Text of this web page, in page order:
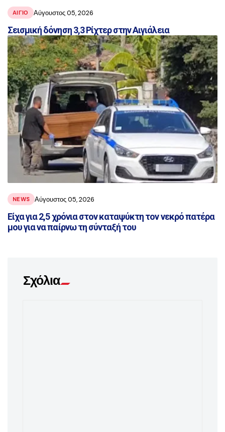
ΑΙΓΙΟ Αύγουστος 05, 2026
Σεισμική δόνηση 3,3 Ρίχτερ στην Αιγιάλεια
NEWS Αύγουστος 05, 2026
Είχα για 2,5 χρόνια στον καταψύκτη τον νεκρό πατέρα
μου για να παίρνω τη σύνταξή του
Σχόλια